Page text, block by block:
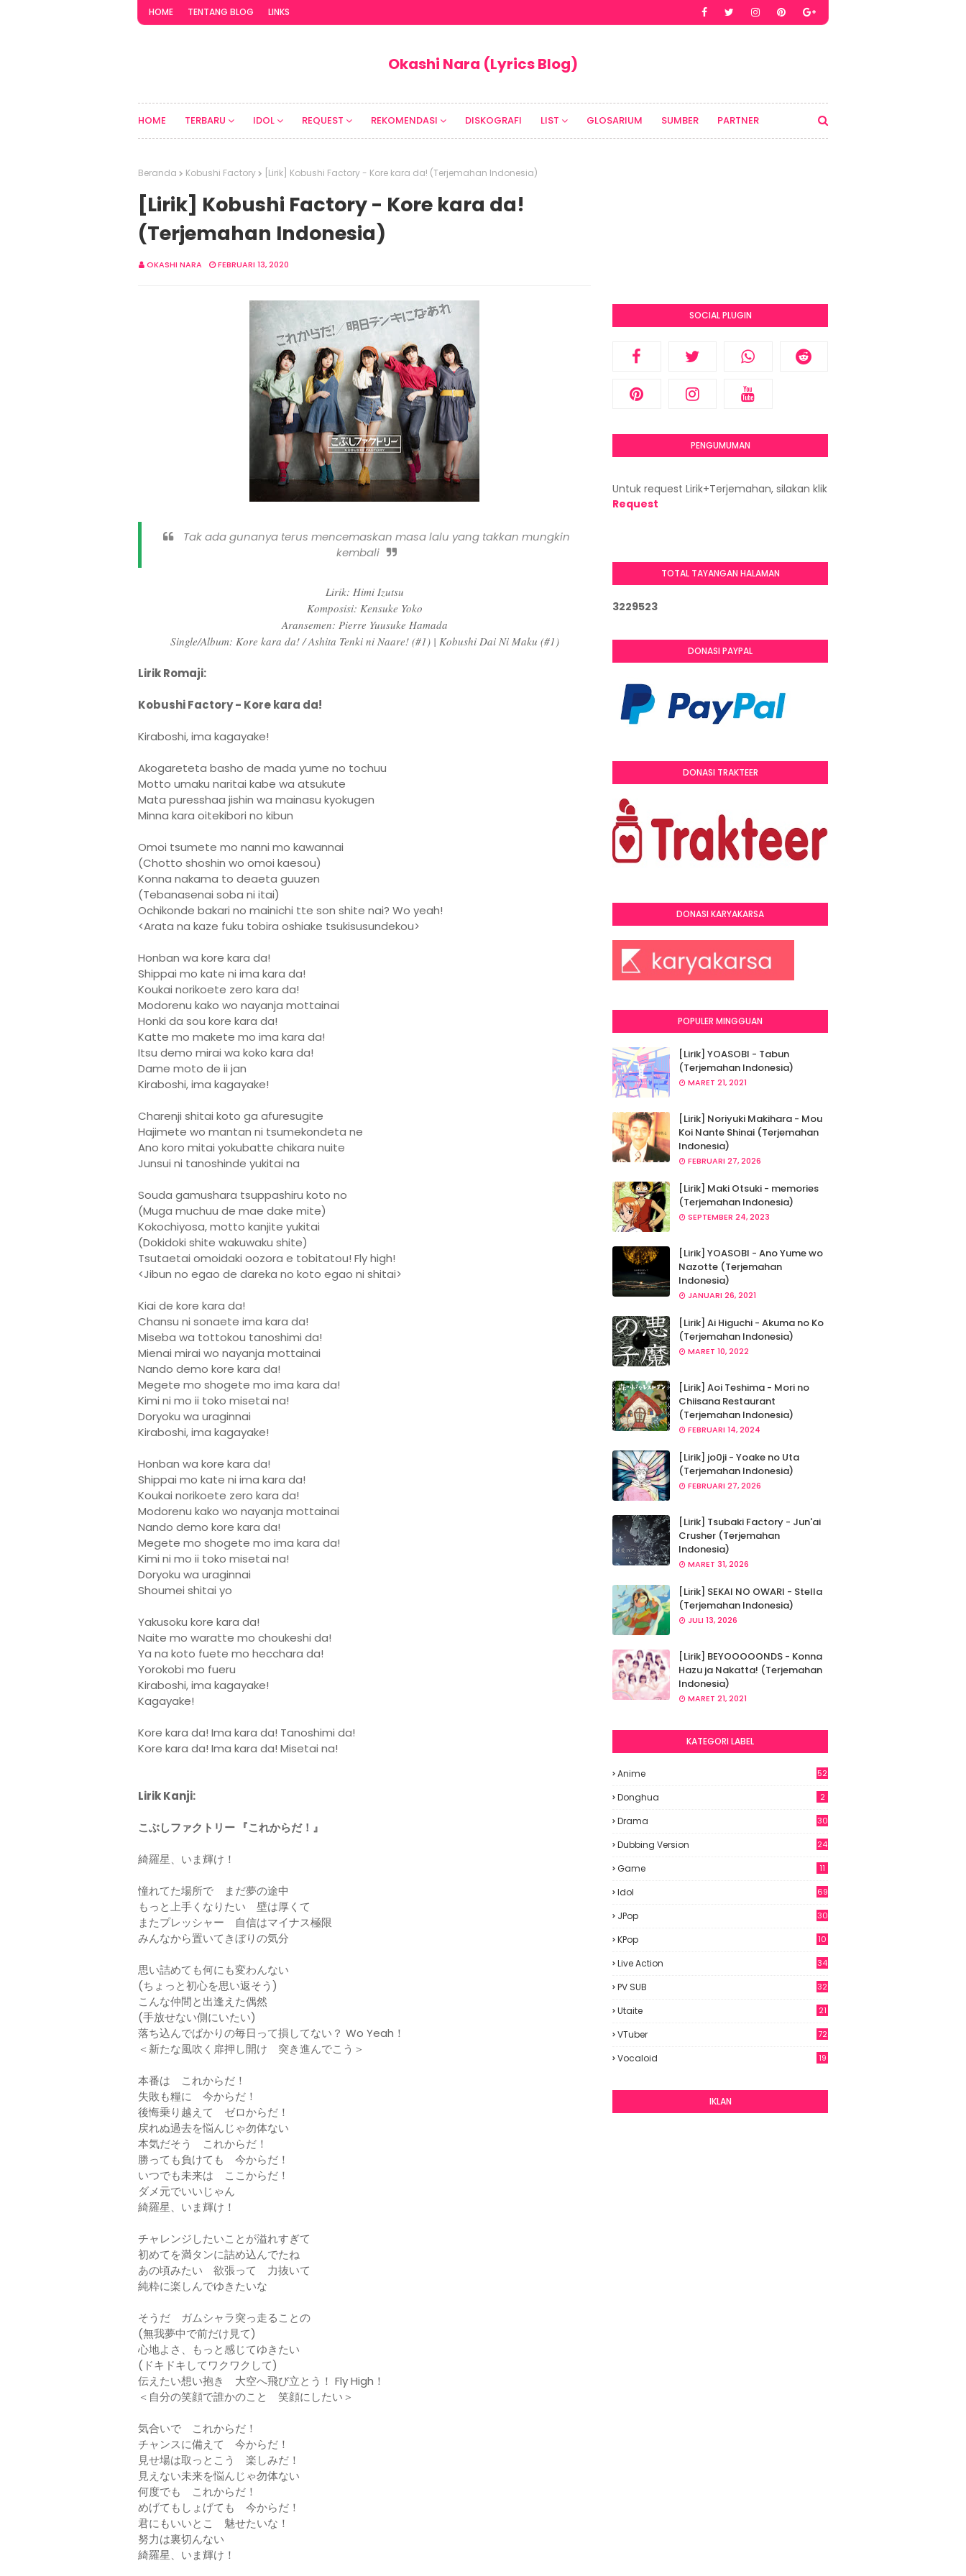
HOME TENTANG BLOG LINKS
Okashi Nara (Lyrics Blog)
HOME TERBARU IDOL REQUEST REKOMENDASI DISKOGRAFI LIST GLOSARIUM SUMBER PARTNER
Beranda Kobushi Factory [Lirik] Kobushi Factory - Kore kara da! (Terjemahan Indonesia)
[Lirik] Kobushi Factory - Kore kara da!
(Terjemahan Indonesia)
OKASHI NARA FEBRUARI 13, 2020
Tak ada gunanya terus mencemaskan masa lalu yang takkan mungkin
kembali
Lirik: Himi Izutsu
Komposisi: Kensuke Yoko
Aransemen: Pierre Yuusuke Hamada
Single/Album: Kore kara da! / Ashita Tenki ni Naare! (#1) | Kobushi Dai Ni Maku (#1)
Lirik Romaji:
Kobushi Factory - Kore kara da!
Kiraboshi, ima kagayake!
Akogareteta basho de mada yume no tochuu
Motto umaku naritai kabe wa atsukute
Mata puresshaa jishin wa mainasu kyokugen
Minna kara oitekibori no kibun
Omoi tsumete mo nanni mo kawannai
(Chotto shoshin wo omoi kaesou)
Konna nakama to deaeta guuzen
(Tebanasenai soba ni itai)
Ochikonde bakari no mainichi tte son shite nai? Wo yeah!
<Arata na kaze fuku tobira oshiake tsukisusundekou>
Honban wa kore kara da!
Shippai mo kate ni ima kara da!
Koukai norikoete zero kara da!
Modorenu kako wo nayanja mottainai
Honki da sou kore kara da!
Katte mo makete mo ima kara da!
Itsu demo mirai wa koko kara da!
Dame moto de ii jan
Kiraboshi, ima kagayake!
Charenji shitai koto ga afuresugite
Hajimete wo mantan ni tsumekondeta ne
Ano koro mitai yokubatte chikara nuite
Junsui ni tanoshinde yukitai na
Souda gamushara tsuppashiru koto no
(Muga muchuu de mae dake mite)
Kokochiyosa, motto kanjite yukitai
(Dokidoki shite wakuwaku shite)
Tsutaetai omoidaki oozora e tobitatou! Fly high!
<Jibun no egao de dareka no koto egao ni shitai>
Kiai de kore kara da!
Chansu ni sonaete ima kara da!
Miseba wa tottokou tanoshimi da!
Mienai mirai wo nayanja mottainai
Nando demo kore kara da!
Megete mo shogete mo ima kara da!
Kimi ni mo ii toko misetai na!
Doryoku wa uraginnai
Kiraboshi, ima kagayake!
Honban wa kore kara da!
Shippai mo kate ni ima kara da!
Koukai norikoete zero kara da!
Modorenu kako wo nayanja mottainai
Nando demo kore kara da!
Megete mo shogete mo ima kara da!
Kimi ni mo ii toko misetai na!
Doryoku wa uraginnai
Shoumei shitai yo
Yakusoku kore kara da!
Naite mo waratte mo choukeshi da!
Ya na koto fuete mo hecchara da!
Yorokobi mo fueru
Kiraboshi, ima kagayake!
Kagayake!
Kore kara da! Ima kara da! Tanoshimi da!
Kore kara da! Ima kara da! Misetai na!
Lirik Kanji:
こぶしファクトリー 『これからだ！』
綺羅星、いま輝け！
憧れてた場所で まだ夢の途中
もっと上手くなりたい 壁は厚くて
またプレッシャー 自信はマイナス極限
みんなから置いてきぼりの気分
思い詰めても何にも変わんない
(ちょっと初心を思い返そう)
こんな仲間と出逢えた偶然
(手放せない側にいたい)
落ち込んでばかりの毎日って損してない？ Wo Yeah！
＜新たな風吹く扉押し開け 突き進んでこう＞
本番は これからだ！
失敗も糧に 今からだ！
後悔乗り越えて ゼロからだ！
戻れぬ過去を悩んじゃ勿体ない
本気だそう これからだ！
勝っても負けても 今からだ！
いつでも未来は ここからだ！
ダメ元でいいじゃん
綺羅星、いま輝け！
チャレンジしたいことが溢れすぎて
初めてを満タンに詰め込んでたね
あの頃みたい 欲張って 力抜いて
純粋に楽しんでゆきたいな
そうだ ガムシャラ突っ走ることの
(無我夢中で前だけ見て)
心地よさ、もっと感じてゆきたい
(ドキドキしてワクワクして)
伝えたい想い抱き 大空へ飛び立とう！ Fly High！
＜自分の笑顔で誰かのこと 笑顔にしたい＞
気合いで これからだ！
チャンスに備えて 今からだ！
見せ場は取っとこう 楽しみだ！
見えない未来を悩んじゃ勿体ない
何度でも これからだ！
めげてもしょげても 今からだ！
君にもいいとこ 魅せたいな！
努力は裏切んない
綺羅星、いま輝け！
SOCIAL PLUGIN
PENGUMUMAN
Untuk request Lirik+Terjemahan, silakan klik
Request
TOTAL TAYANGAN HALAMAN
3229523
DONASI PAYPAL
DONASI TRAKTEER
DONASI KARYAKARSA
POPULER MINGGUAN
[Lirik] YOASOBI - Tabun
(Terjemahan Indonesia)
MARET 21, 2021
[Lirik] Noriyuki Makihara - Mou
Koi Nante Shinai (Terjemahan
Indonesia)
FEBRUARI 27, 2026
[Lirik] Maki Otsuki - memories
(Terjemahan Indonesia)
SEPTEMBER 24, 2023
[Lirik] YOASOBI - Ano Yume wo
Nazotte (Terjemahan
Indonesia)
JANUARI 26, 2021
[Lirik] Ai Higuchi - Akuma no Ko
(Terjemahan Indonesia)
MARET 10, 2022
[Lirik] Aoi Teshima - Mori no
Chiisana Restaurant
(Terjemahan Indonesia)
FEBRUARI 14, 2024
[Lirik] jo0ji - Yoake no Uta
(Terjemahan Indonesia)
FEBRUARI 27, 2026
[Lirik] Tsubaki Factory - Jun'ai
Crusher (Terjemahan
Indonesia)
MARET 31, 2026
[Lirik] SEKAI NO OWARI - Stella
(Terjemahan Indonesia)
JULI 13, 2026
[Lirik] BEYOOOOONDS - Konna
Hazu ja Nakatta! (Terjemahan
Indonesia)
MARET 21, 2021
KATEGORI LABEL
Anime
52
Donghua 2
Drama 30
Dubbing Version 24
Game 11
Idol
69
JPop
30
KPop
10
Live Action 34
PV SUB 32
Utaite 21
VTuber 72
Vocaloid 19
IKLAN